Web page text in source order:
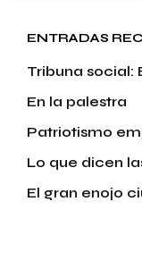
ENTRADAS
Tribuna social:
En la palestra
Patriotismo
Lo que dicen
El gran enojo